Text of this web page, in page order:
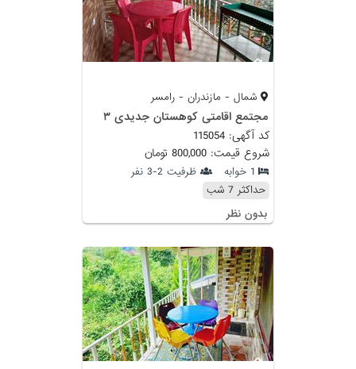
شمال - مازندران - رامسر
مجتمع اقامتی کوهستان جدیدی ۳
کد آگهی: 115054
شروع قیمت: 800,000 تومان
1 خوابه
ظرفیت 2-3 نفر
حداکثر 7 شب
بدون نظر